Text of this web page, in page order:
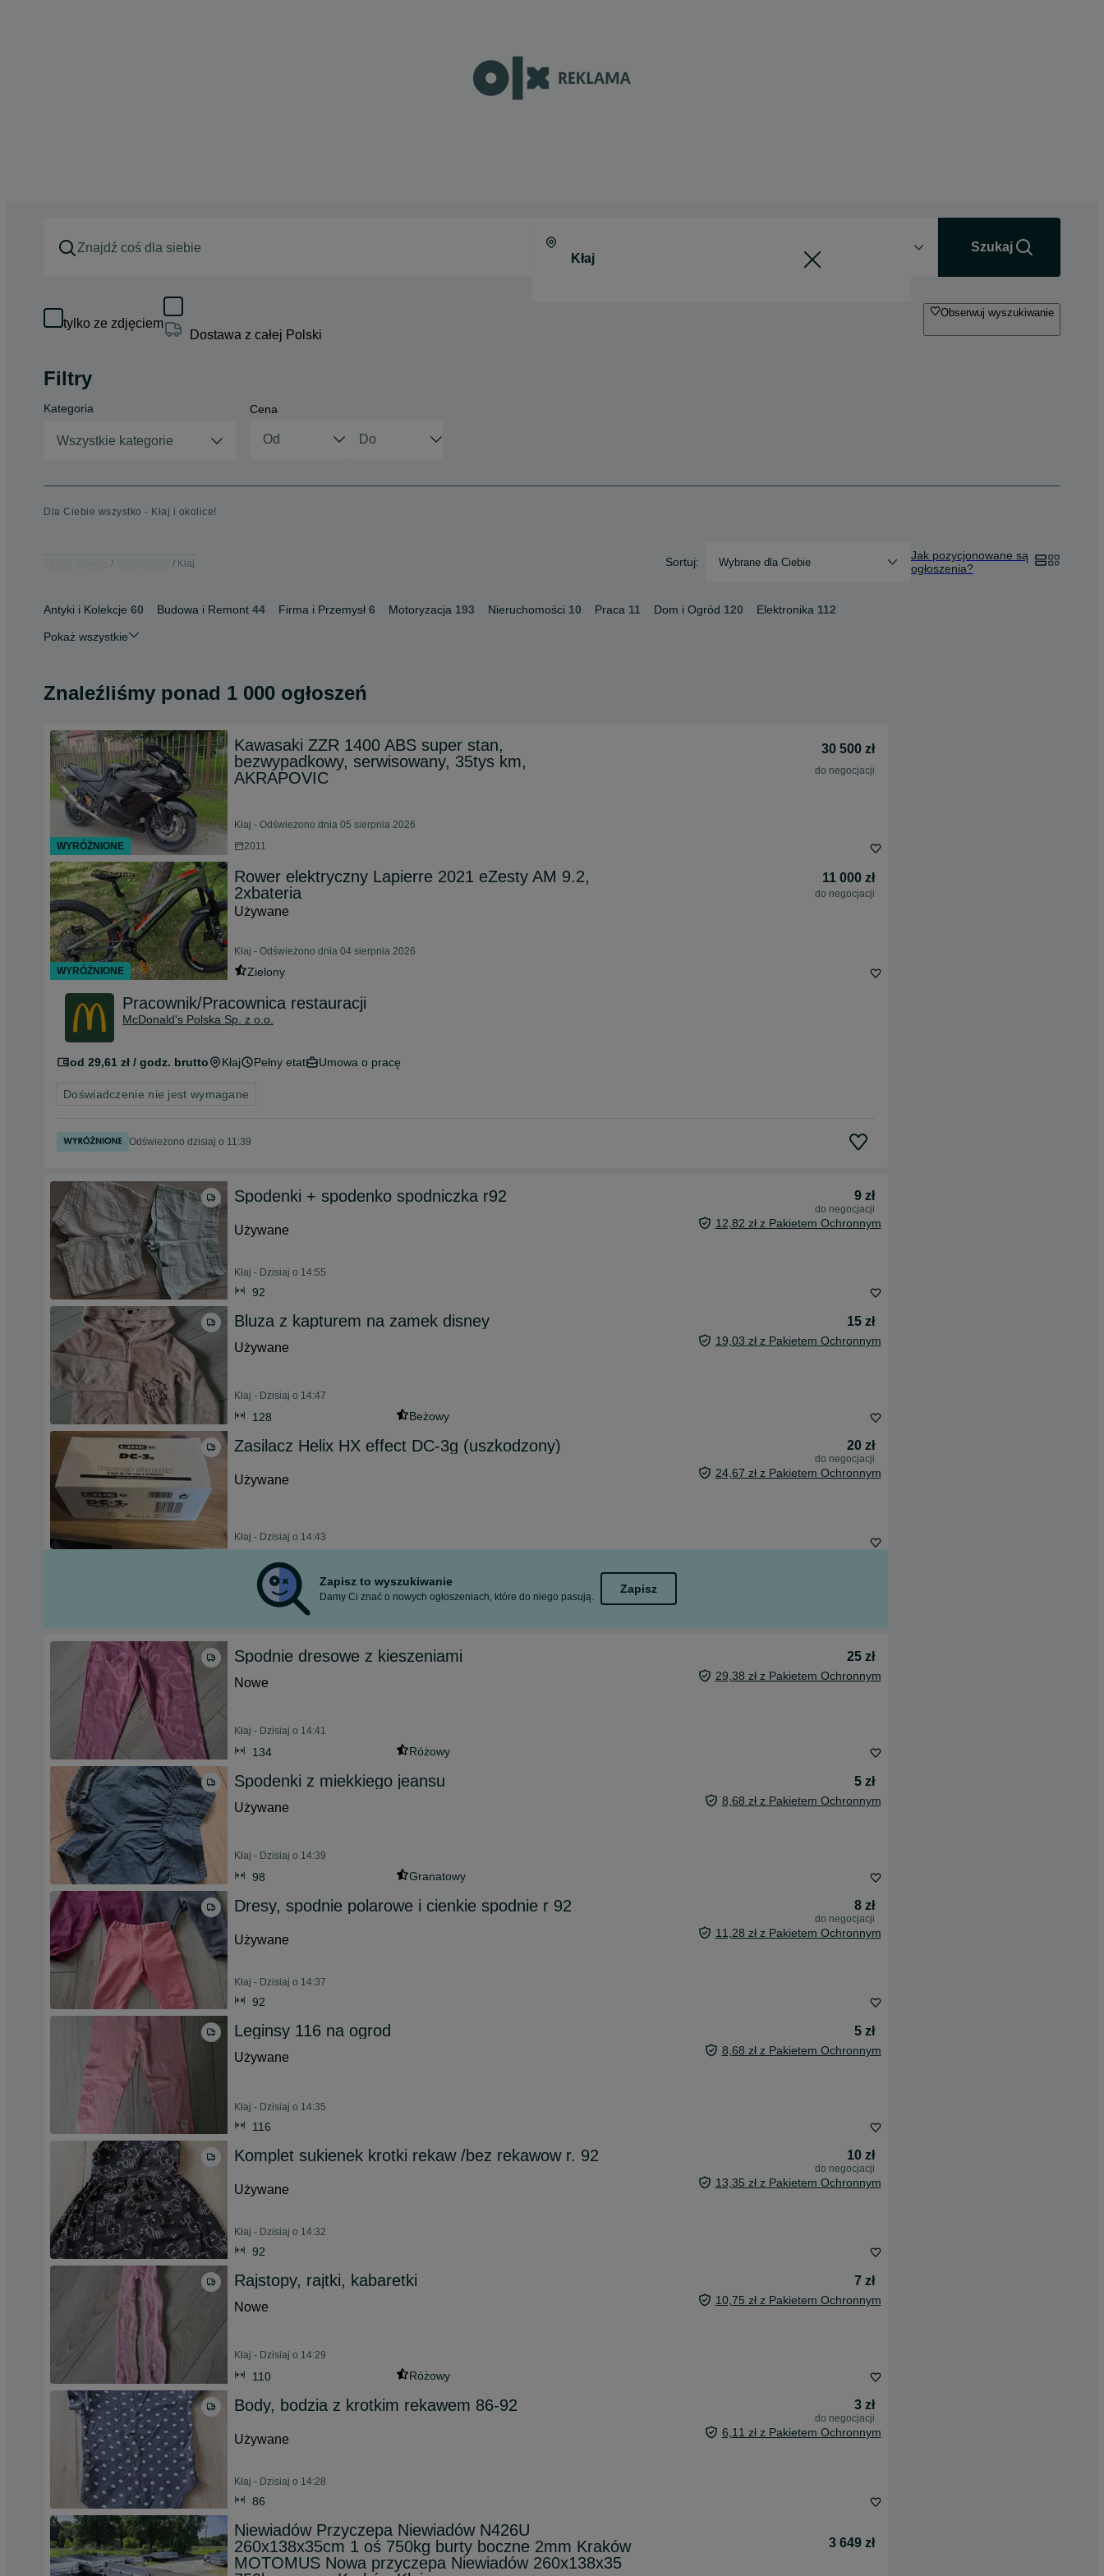
Szukaj
tylko ze zdjęciem
Dostawa z całej Polski
Obserwuj wyszukiwanie
Filtry
Kategoria
Wszystkie kategorie
Cena
Dla Ciebie wszystko - Kłaj i okolice!
Kłaj Sortuj: Wybrane dla Ciebie
Jak pozycjonowane są
ogłoszenia?
Antyki i Kolekcje 60 Budowa i Remont 44 Firma i Przemysł 6 Motoryzacja 193 Nieruchomości 10 Praca 11 Dom i Ogród 120 Elektronika 112
Pokaż wszystkie
Znaleźliśmy ponad 1 000 ogłoszeń
Kawasaki ZZR 1400 ABS super stan,
bezwypadkowy, serwisowany, 35tys km,
AKRAPOVIC
30 500 zł
do negocjacji
Kłaj - Odświeżono dnia 05 sierpnia 2026
2011
Rower elektryczny Lapierre 2021 eZesty AM 9.2,
2xbateria
11 000 zł
do negocjacji
Używane
Kłaj - Odświeżono dnia 04 sierpnia 2026
Zielony
Pracownik/Pracownica restauracji
McDonald's Polska Sp. z o.o.
od 29,61 zł / godz. brutto Kłaj Pełny etat Umowa o pracę
Doświadczenie nie jest wymagane
Odświeżono dzisiaj o 11:39
Spodenki + spodenko spodniczka r92 9 zł
do negocjacji
Używane 12,82 zł z Pakietem Ochronnym
Kłaj - Dzisiaj o 14:55
92
Bluza z kapturem na zamek disney
15 zł
Używane
19,03 zł z Pakietem Ochronnym
Kłaj - Dzisiaj o 14:47
128 Beżowy
Zasilacz Helix HX effect DC-3g (uszkodzony) 20 zł
do negocjacji
Używane 24,67 zł z Pakietem Ochronnym
Kłaj - Dzisiaj o 14:43
Zapisz to wyszukiwanie
Damy Ci znać o nowych ogłoszeniach, które do niego pasują.
Zapisz
Spodnie dresowe z kieszeniami
25 zł
Nowe
29,38 zł z Pakietem Ochronnym
Kłaj - Dzisiaj o 14:41
134 Różowy
Spodenki z miekkiego jeansu
5 zł
Używane
8,68 zł z Pakietem Ochronnym
Kłaj - Dzisiaj o 14:39
98 Granatowy
Dresy, spodnie polarowe i cienkie spodnie r 92 8 zł
do negocjacji
Używane 11,28 zł z Pakietem Ochronnym
Kłaj - Dzisiaj o 14:37
92
Leginsy 116 na ogrod
5 zł
Używane
8,68 zł z Pakietem Ochronnym
Kłaj - Dzisiaj o 14:35
116
Komplet sukienek krotki rekaw /bez rekawow r. 92 10 zł
do negocjacji
Używane 13,35 zł z Pakietem Ochronnym
Kłaj - Dzisiaj o 14:32
92
Rajstopy, rajtki, kabaretki
7 zł
Nowe
10,75 zł z Pakietem Ochronnym
Kłaj - Dzisiaj o 14:29
110 Różowy
Body, bodzia z krotkim rekawem 86-92 3 zł
do negocjacji
Używane 6,11 zł z Pakietem Ochronnym
Kłaj - Dzisiaj o 14:28
86
Niewiadów Przyczepa Niewiadów N426U
260x138x35cm 1 oś 750kg burty boczne 2mm Kraków
MOTOMUS Nowa przyczepa Niewiadów 260x138x35
3 649 zł
WYRÓŻNIONE
WYRÓŻNIONE